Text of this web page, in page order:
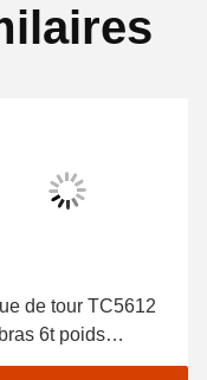
de tour TC5612
6t poids
de